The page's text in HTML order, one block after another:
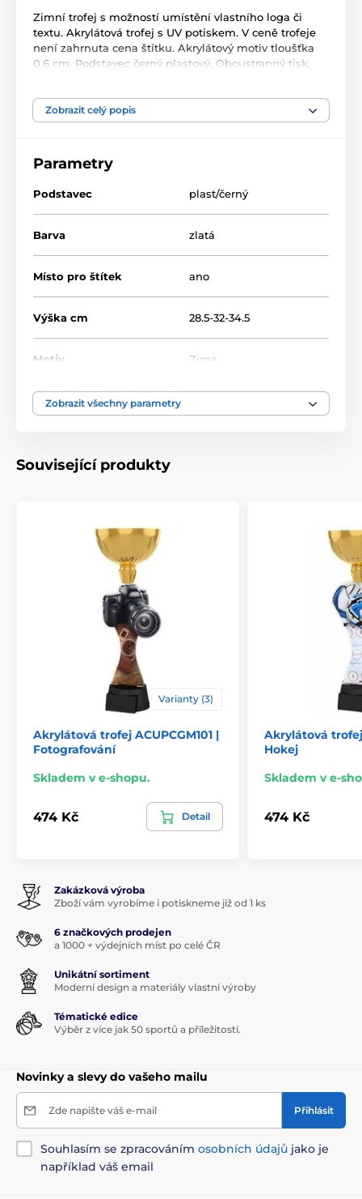
Zimní trofej s možností umístění vlastního loga či
textu. Akrylátová trofej s UV potiskem. V ceně trofeje
není zahrnuta cena štítku. Akrylátový motiv tloušťka
0.6 cm. Podstavec černý plastový. Oboustranný tisk.
Produkt je zařazen v kategoriích
Zobrazit celý popis
Parametry
Podstavec plast/černý
Barva zlatá
Místo pro štítek ano
Výška cm 28.5-32-34.5
Motiv Zima
Typ ocenění
Zobrazit všechny parametry
Související produkty
Varianty (3)
Akrylátová trofej ACUPCGM101 |
Fotografování
Skladem v e-shopu.
474 Kč Detail
Akrylátová trofej
Hokej
Skladem v e-
474 Kč
Zakázková výroba
Zboží vám vyrobíme i potiskneme již od 1 ks
6 značkových prodejen
a 1000 + výdejních míst po celé ČR
Unikátní sortiment
Moderní design a materiály vlastní výroby
Tématické edice
Výběr z více jak 50 sportů a příležitostí.
Novinky a slevy do vašeho mailu
Zde napište váš e-mail Přihlásit
Souhlasím se zpracováním osobních údajů jako je
například váš email